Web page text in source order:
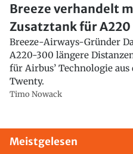
Breeze verhandelt
Zusatztank für A220
Breeze-Airways-Gründer
A220-300 längere
für Airbus’ Technologie aus
Twenty.
Timo Nowack
Meistgelesen